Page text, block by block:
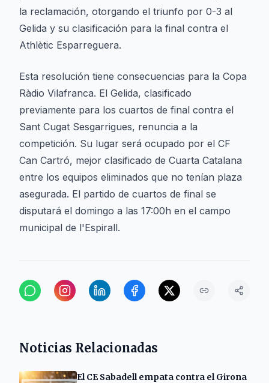
la reclamación, otorgando el triunfo por 0-3 al
Gelida y su clasificación para la final contra el
Athlètic Esparreguera.
Esta resolución tiene consecuencias para la Copa
Ràdio Vilafranca. El Gelida, clasificado
previamente para los cuartos de final contra el
Sant Cugat Sesgarrigues, renuncia a la
competición. Su lugar será ocupado por el CF
Can Cartró, mejor clasificado de Cuarta Catalana
entre los equipos eliminados que no tenían plaza
asegurada. El partido de cuartos de final se
disputará el domingo a las 17:00h en el campo
municipal de l'Espirall.
Noticias Relacionadas
El CE Sabadell empata contra el Girona